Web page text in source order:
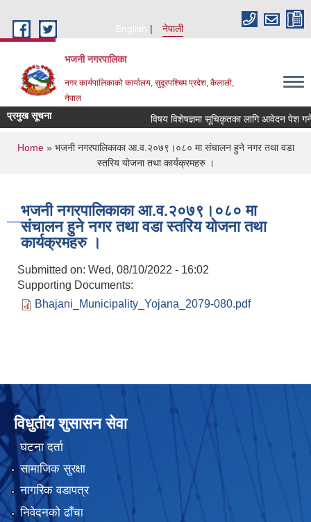
English
नेपाली
भजनी नगरपालिका
नगर कार्यपालिकाको कार्यालय, सुदूरपश्चिम प्रदेश, कैलाली,
नेपाल
प्रमुख सूचना विषय विशेषज्ञमा सूचिकृतका लागि आवेदन पेश गर्ने
You are here
Home» भजनी नगरपालिकाका आ.व.२०७९।०८० मा संचालन हुने नगर तथा वडा
स्तरिय योजना तथा कार्यक्रमहरु ।
भजनी नगरपालिकाका आ.व.२०७९।०८० मा
संचालन हुने नगर तथा वडा स्तरिय योजना तथा
कार्यक्रमहरु ।
Submitted on: Wed, 08/10/2022 - 16:02
Supporting Documents:
Bhajani_Municipality_Yojana_2079-080.pdf
विधुतीय शुसासन सेवा
घटना दर्ता
सामाजिक सुरक्षा
नागरिक वडापत्र
निवेदनको ढाँचा